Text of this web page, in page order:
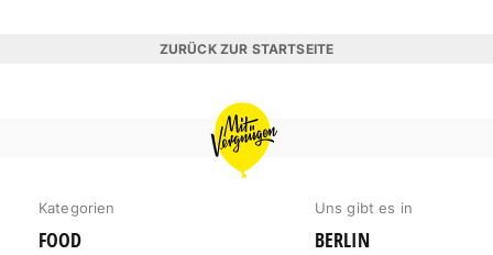
ZURÜCK ZUR STARTSEITE
MIT
VERGNÜGEN
BERLIN
Kategorien
FOOD
Uns gibt es in
BERLIN